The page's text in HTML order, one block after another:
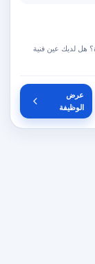
هل لديك عين فنية
عرض
الوظيفة